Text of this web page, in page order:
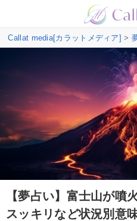
Callat media[カラットメディア] >
【夢占い】富士山が噴
スッキリなど状況別意